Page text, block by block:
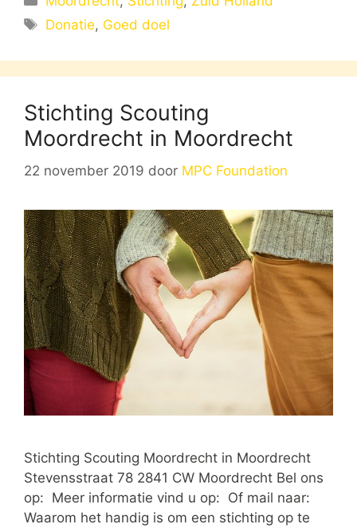
Tags
Donatie, Goed doel
Stichting Scouting
Moordrecht in Moordrecht
22 november 2019 door MPC Foundation
Stichting Scouting Moordrecht in Moordrecht
Stevensstraat 78 2841 CW Moordrecht Bel ons
op: Meer informatie vind u op: Of mail naar:
Waarom het handig is om een stichting op te